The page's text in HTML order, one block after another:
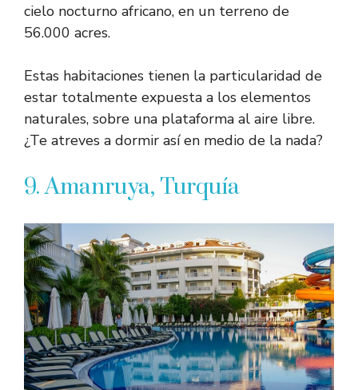
cielo nocturno africano, en un terreno de
56.000 acres.
Estas habitaciones tienen la particularidad de
estar totalmente expuesta a los elementos
naturales, sobre una plataforma al aire libre.
¿Te atreves a dormir así en medio de la nada?
9. Amanruya, Turquía